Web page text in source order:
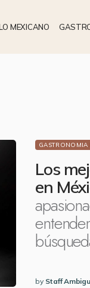
MEXICANO
Los
en
by Staff Ambigu